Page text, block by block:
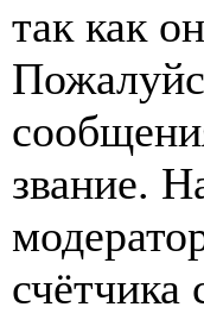
так как
звание.